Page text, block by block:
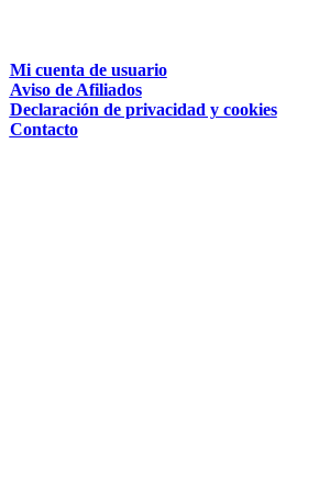
Mi cuenta de usuario
Aviso de Afiliados
Declaración de privacidad y cookies
Contacto